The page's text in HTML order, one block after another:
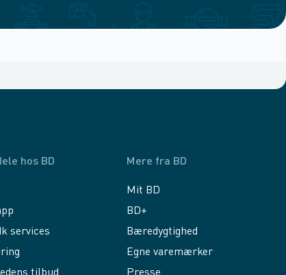
hos BD
services
Mere fra BD
Mit BD
BD+
Bæredygtighed
Egne varemærker